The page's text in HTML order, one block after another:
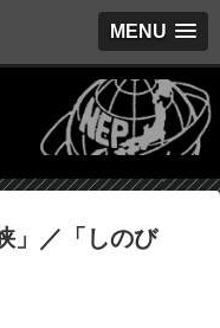
MENU
」／「しのび